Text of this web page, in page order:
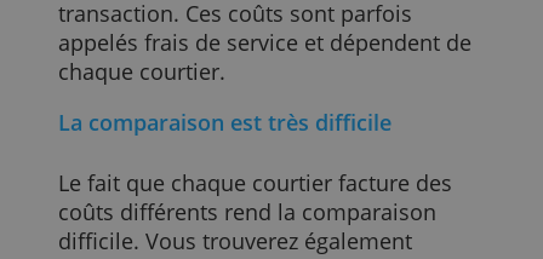
rendement de 7% pour avoir un profit de
5%.
Les courtiers et les banques peuvent
également compter ces frais de gestion
sur votre total, parfois même en
combinaison avec les coûts de
transaction. Ces coûts sont parfois